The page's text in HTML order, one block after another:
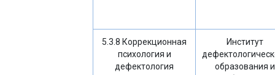
5.3.8 Коррекционная
психология и
дефектология
Институт
образования и